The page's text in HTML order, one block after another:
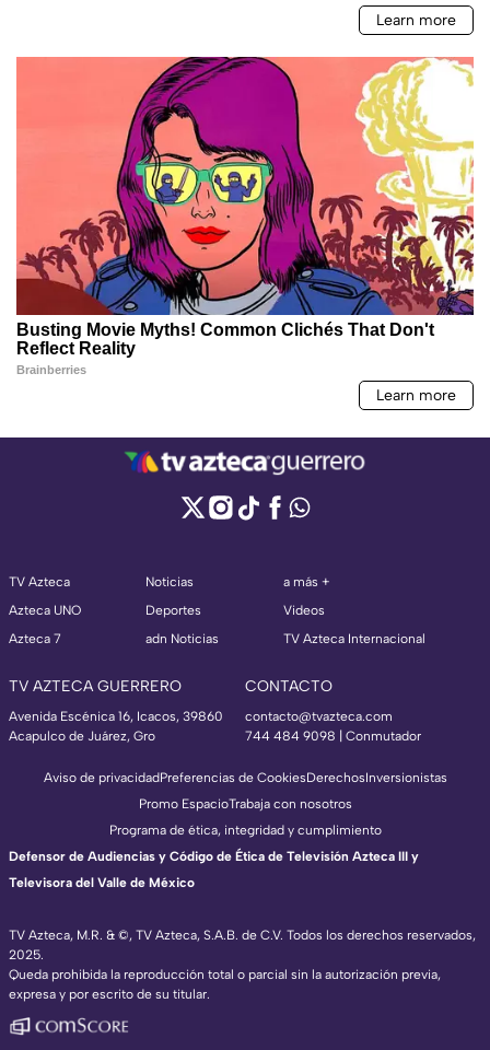
TV Azteca
Azteca UNO
Azteca 7
Noticias
Deportes
adn Noticias
a más +
Videos
TV Azteca Internacional
TV AZTECA GUERRERO
Avenida Escénica 16, Icacos, 39860
Acapulco de Juárez, Gro
CONTACTO
contacto@tvazteca.com
744 484 9098 | Conmutador
TV Azteca, M.R. & ©, TV Azteca, S.A.B. de C.V. Todos los derechos reservados,
2025.
Queda prohibida la reproducción total o parcial sin la autorización previa,
expresa y por escrito de su titular.
Aviso de privacidadPreferencias de CookiesDerechosInversionistas
Promo EspacioTrabaja con nosotros
Programa de ética, integridad y cumplimiento
Defensor de Audiencias y Código de Ética de Televisión Azteca III y
Televisora del Valle de México